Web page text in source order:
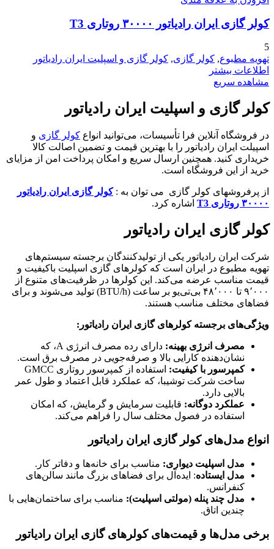
کولر گازی ایران رادیاتور ۳۰۰۰۰ روتاری T3
5
تهویه مطبوع, کولر گازی, کولر گازی و اسپلیت ایران رادیاتور
اطلاعات بیشتر
مشاهده سریع
کولر گازی و اسپلیت ایران رادیاتور
در فروشگاه آنلاین فرا تأسیسات، می‌توانید انواع کولر گازی و
اسپیلت ایران رادیاتور را با بهترین قیمت و تضمین اصالت کالا
خریداری کنید. همچنین ارسال سریع و امکان پرداخت امن از مزایای
خرید از این فروشگاه است.
از پرفروشهای کولر گازی می توان به :کولر گازی ایران رادیاتور
۳۰۰۰۰ روتاری T3
اشاره کرد.
کولر گازی ایران رادیاتور
شرکت ایران رادیاتور یکی از تولیدکنندگان برجسته سیستم‌های
تهویه مطبوع در ایران است که کولرهای گازی اسپلیت باکیفیت و
قیمت مناسب عرضه می‌کند. این کولرها در ظرفیت‌های متنوع از
۹٬۰۰۰ تا ۴۸٬۰۰۰ بی‌تی‌یو بر ساعت (BTU/h) تولید می‌شوند و برای
فضاهای مختلف مناسب هستند. ​
ویژگی‌های برجسته کولرهای گازی ایران رادیاتور :
مصرف انرژی بهینه:
دارای رده مصرف انرژی A، که
نشان‌دهنده کارایی بالا و صرفه‌جویی در مصرف برق است. ​
کمپرسور با کیفیت:
استفاده از کمپرسور روتاری GMCC
ساخت شرکت توشیبا، که عملکرد قابل اعتماد و طول عمر
بالایی دارد. ​
عملکرد دوگانه: قابلیت سرمایش و گرمایش، که امکان
استفاده در فصول مختلف سال را فراهم می‌کند. ​
انواع مدل‌های کولر گازی ایران رادیاتور
مدل اسپلیت دیواری: مناسب برای خانه‌ها و دفاتر کار.
مدل ایستاده: ایده‌آل برای فضاهای بزرگ مانند سالن‌های
کنفرانس.
مدل چند پنله (مولتی اسپلیت): مناسب برای ساختمان‌هایی با
چندین اتاق.
برخی مدل‌ها و قیمت‌های کولرهای گازی ایران رادیاتور